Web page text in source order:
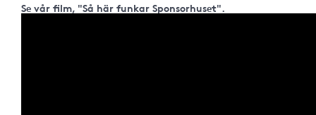
Se vår film, "Så här funkar Sponsorhuset".